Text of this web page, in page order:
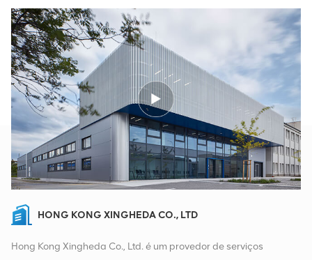
HONG KONG XINGHEDA CO., LTD
Hong Kong Xingheda Co., Ltd. é um provedor de serviços